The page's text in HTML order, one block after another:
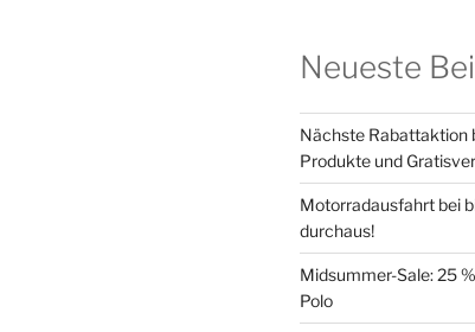
Neueste
Nächste Rabattaktion
Produkte und
Motorradausfahrt bei
durchaus!
Midsummer-Sale: 25
Polo